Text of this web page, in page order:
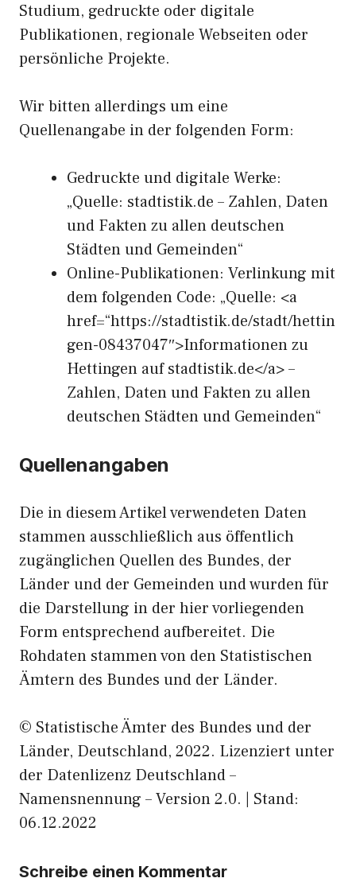
Studium, gedruckte oder digitale
Publikationen, regionale Webseiten oder
persönliche Projekte.
Wir bitten allerdings um eine
Quellenangabe in der folgenden Form:
Gedruckte und digitale Werke:
„Quelle: stadtistik.de – Zahlen, Daten
und Fakten zu allen deutschen
Städten und Gemeinden“
Online-Publikationen: Verlinkung mit
dem folgenden Code: „Quelle: <a
href=“https://stadtistik.de/stadt/hettin
gen-08437047″>Informationen zu
Hettingen auf stadtistik.de</a> –
Zahlen, Daten und Fakten zu allen
deutschen Städten und Gemeinden“
Quellenangaben
Die in diesem Artikel verwendeten Daten
stammen ausschließlich aus öffentlich
zugänglichen Quellen des Bundes, der
Länder und der Gemeinden und wurden für
die Darstellung in der hier vorliegenden
Form entsprechend aufbereitet. Die
Rohdaten stammen von den Statistischen
Ämtern des Bundes und der Länder.
© Statistische Ämter des Bundes und der
Länder, Deutschland, 2022. Lizenziert unter
der Datenlizenz Deutschland –
Namensnennung – Version 2.0. | Stand:
06.12.2022
Schreibe einen Kommentar